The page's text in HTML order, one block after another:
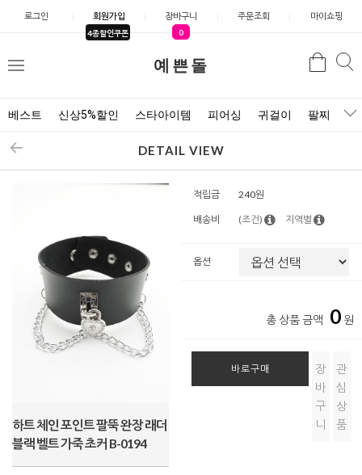
로그인 회원가입
4종할인쿠폰
장바구니
0
주문조회 마이쇼핑
예쁜돌
메
검색
베스트 신상5%할인 스타아이템 피어싱 귀걸이 팔찌 목
DETAIL VIEW
하트 체인 포인트 팔뚝 완장 래더
블랙 벨트 가죽 초커 B-0194
적립금 240원
배송비 (조건) 지역별
옵션
총 상품 금액 0 원
바로구매
장
바
구
니
관
심
상
품